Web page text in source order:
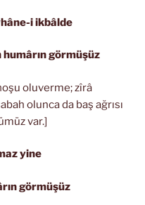
i ikbâlde
görmüşüz
oluverme; zîrâ
olunca da baş ağrısı
var.]
yine
görmüşüz